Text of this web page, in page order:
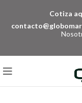
Cotiza